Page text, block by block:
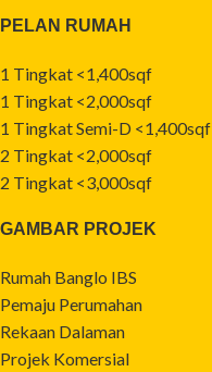
PELAN RUMAH
1 Tingkat <1,400sqf
1 Tingkat <2,000sqf
1 Tingkat Semi-D <1,400sqf
2 Tingkat <2,000sqf
2 Tingkat <3,000sqf
GAMBAR PROJEK
Rumah Banglo IBS
Pemaju Perumahan
Rekaan Dalaman
Projek Komersial